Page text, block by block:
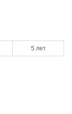
5 лет